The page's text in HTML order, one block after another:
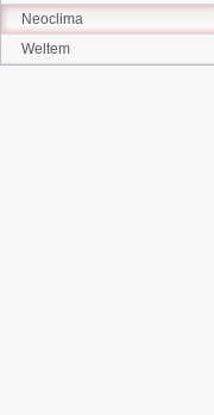
Neoclima
Weltem